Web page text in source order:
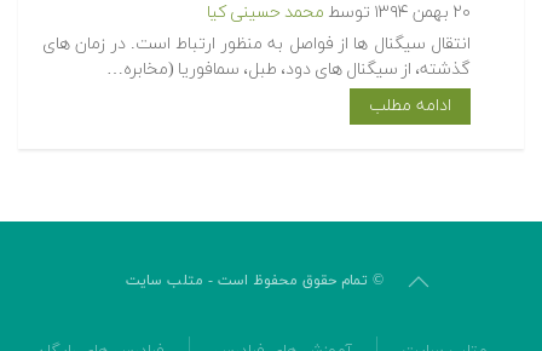
۲۰ بهمن ۱۳۹۴ توسط محمد حسینی کیا
انتقال سیگنال ها از فواصل به منظور ارتباط است. در زمان های
گذشته، از سیگنال های دود، طبل، سمافوریا (مخابره…
ادامه مطلب
© تمام حقوق محفوظ است - متلب سایت